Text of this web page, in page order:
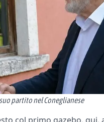
partito nel Coneglianese